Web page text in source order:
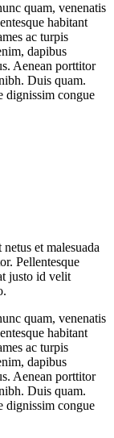
quam, venenatis
habitant
ac turpis
dapibus
Aenean porttitor
Duis quam.
dignissim congue
et malesuada
Pellentesque
justo id velit
quam, venenatis
habitant
ac turpis
dapibus
Aenean porttitor
Duis quam.
dignissim congue